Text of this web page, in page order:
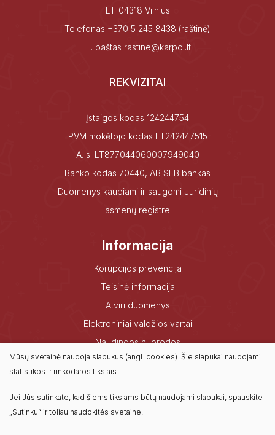
LT-04318 Vilnius
Telefonas +370 5 245 8438 (raštinė)
El. paštas rastine@karpol.lt
REKVIZITAI
Įstaigos kodas 124244754
PVM mokėtojo kodas LT242447515
A. s. LT877044060007949040
Banko kodas 70440, AB SEB bankas
Duomenys kaupiami ir saugomi Juridinių
asmenų registre
Informacija
Korupcijos prevencija
Teisinė informacija
Atviri duomenys
Elektroniniai valdžios vartai
Naudingos nuorodos
Dažniausiai užduodami klausimai
Mūsų svetainė naudoja slapukus (angl. cookies). Šie slapukai naudojami
statistikos ir rinkodaros tikslais.
Jei Jūs sutinkate, kad šiems tikslams būtų naudojami slapukai, spauskite
„Sutinku“ ir toliau naudokitės svetaine.